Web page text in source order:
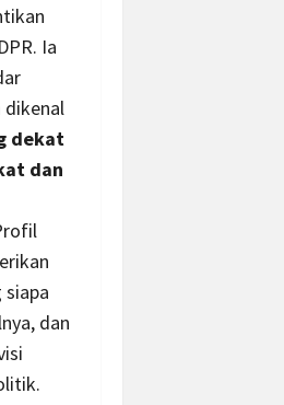
Ia
dekat
dan
dan